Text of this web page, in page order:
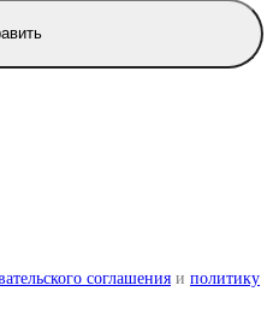
соглашения и политику